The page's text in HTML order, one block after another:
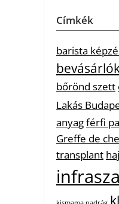
Címkék
barista
bőrönd szett
Lakás
anyagférfi
Greffe de
transplant